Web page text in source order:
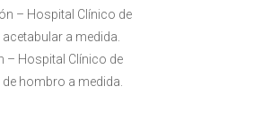
– Hospital Clínico de
a medida.
– Hospital Clínico de
hombro a medida.